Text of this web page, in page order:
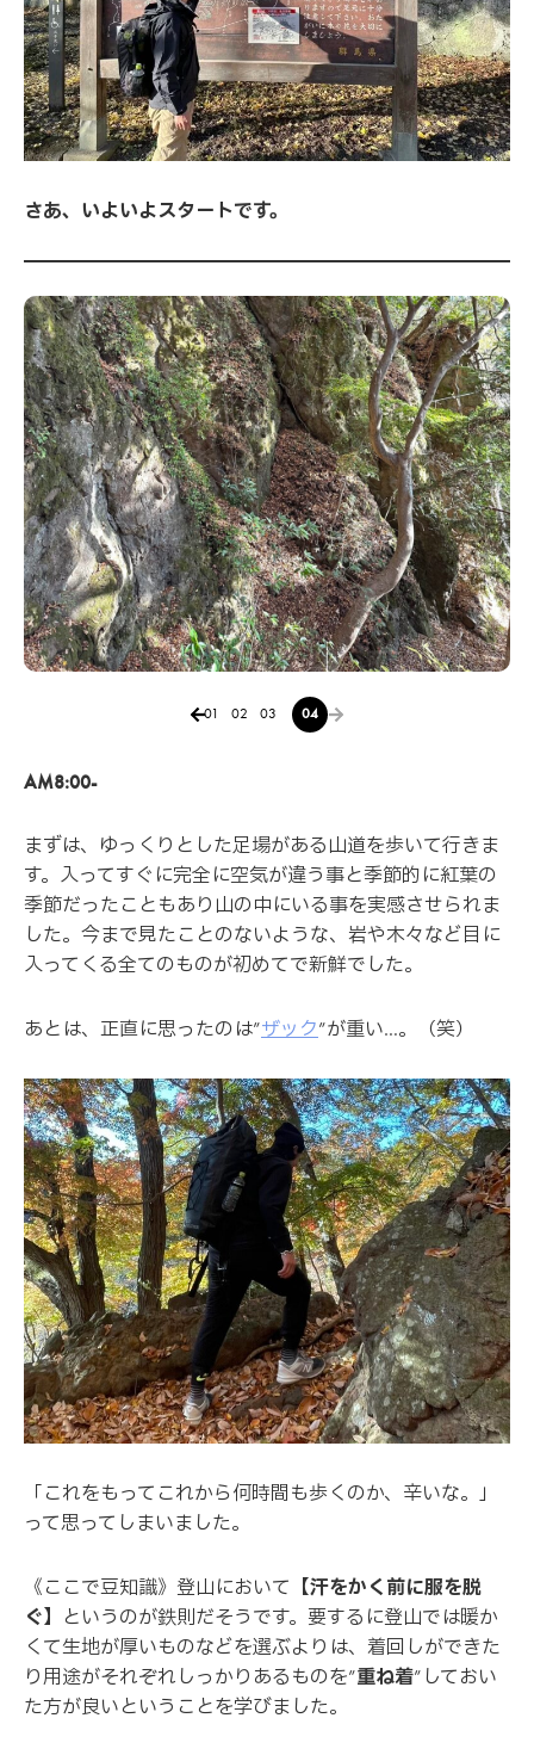
さあ、いよいよスタートです。
01 02 03 04
AM8:00-
まずは、ゆっくりとした足場がある山道を歩いて行きま
す。入ってすぐに完全に空気が違う事と季節的に紅葉の
季節だったこともあり山の中にいる事を実感させられま
した。今まで見たことのないような、岩や木々など目に
入ってくる全てのものが初めてで新鮮でした。
あとは、正直に思ったのは”ザック”が重い…。（笑）
「これをもってこれから何時間も歩くのか、辛いな。」
って思ってしまいました。
《ここで豆知識》登山において【汗をかく前に服を脱
ぐ】というのが鉄則だそうです。要するに登山では暖か
くて生地が厚いものなどを選ぶよりは、着回しができた
り用途がそれぞれしっかりあるものを”重ね着”しておい
た方が良いということを学びました。